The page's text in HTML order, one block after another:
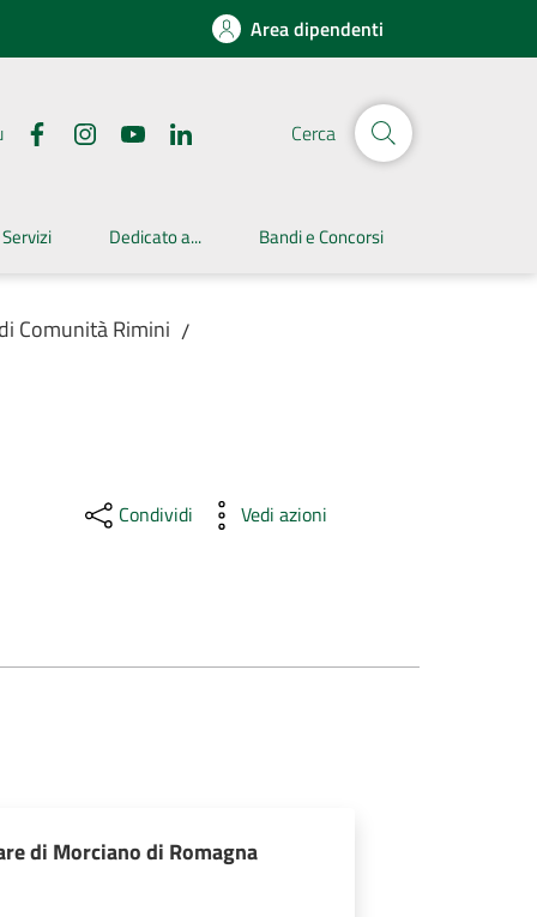
Area dipendenti
Cerca
Dedicato a... Bandi e Concorsi
Comunità Rimini /
Condividi Vedi azioni
di Morciano di Romagna